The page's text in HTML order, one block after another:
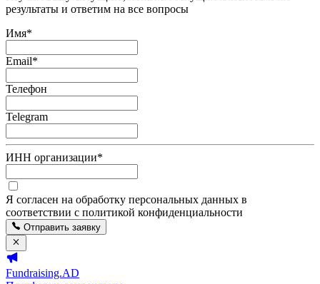
результаты и ответим на все вопросы
Имя*
Email*
Телефон
Telegram
ИНН организации*
Я согласен на обработку персональных данных в
соответствии с политикой конфиденциальности
Отправить заявку
Fundraising.AD